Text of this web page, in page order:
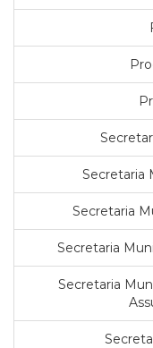
Secretaria
Secretaria
Secretaria
Secretaria